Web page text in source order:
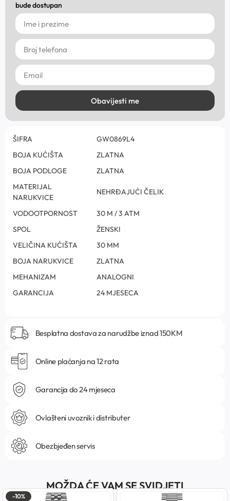
bude dostupan
Obavijesti me
ŠIFRA
GW0869L4
BOJA KUĆIŠTA
ZLATNA
BOJA PODLOGE
ZLATNA
MATERIJAL
NARUKVICE
NEHRĐAJUĆI ČELIK
VODOOTPORNOST
30 M / 3 ATM
SPOL
ŽENSKI
VELIČINA KUĆIŠTA
30 MM
BOJA NARUKVICE
ZLATNA
MEHANIZAM
ANALOGNI
GARANCIJA
24 MJESECA
Besplatna dostava za narudžbe iznad 150KM
Online plaćanja na 12 rata
Garancija do 24 mjeseca
Ovlašteni uvoznik i distributer
Obezbjeđen servis
MOŽDA ĆE VAM SE SVIDJETI
-10%